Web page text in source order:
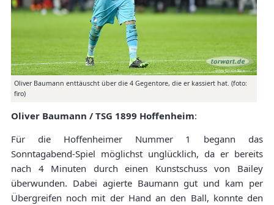
Oliver Baumann enttäuscht über die 4 Gegentore, die er kassiert hat. (foto:
firo)
Oliver Baumann / TSG 1899 Hoffenheim:
Für die Hoffenheimer Nummer 1 begann das
Sonntagabend-Spiel möglichst unglücklich, da er bereits
nach 4 Minuten durch einen Kunstschuss von Bailey
überwunden. Dabei agierte Baumann gut und kam per
Übergreifen noch mit der Hand an den Ball, konnte den